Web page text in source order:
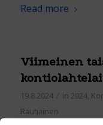
Read more
Viimeinen
19.8.2024 / in 2024,
Rautiainen